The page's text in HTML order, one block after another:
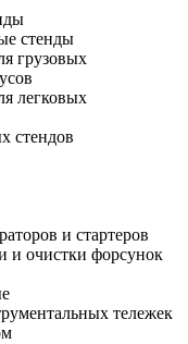
стенды
грузовых
легковых
стендов
и стартеров
и очистки форсунок
тележек